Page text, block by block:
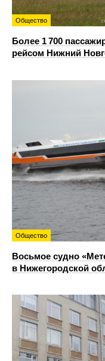
Общество
Более 1 700
рейсом Нижний
Общество
Восьмое судно
в Нижегородской